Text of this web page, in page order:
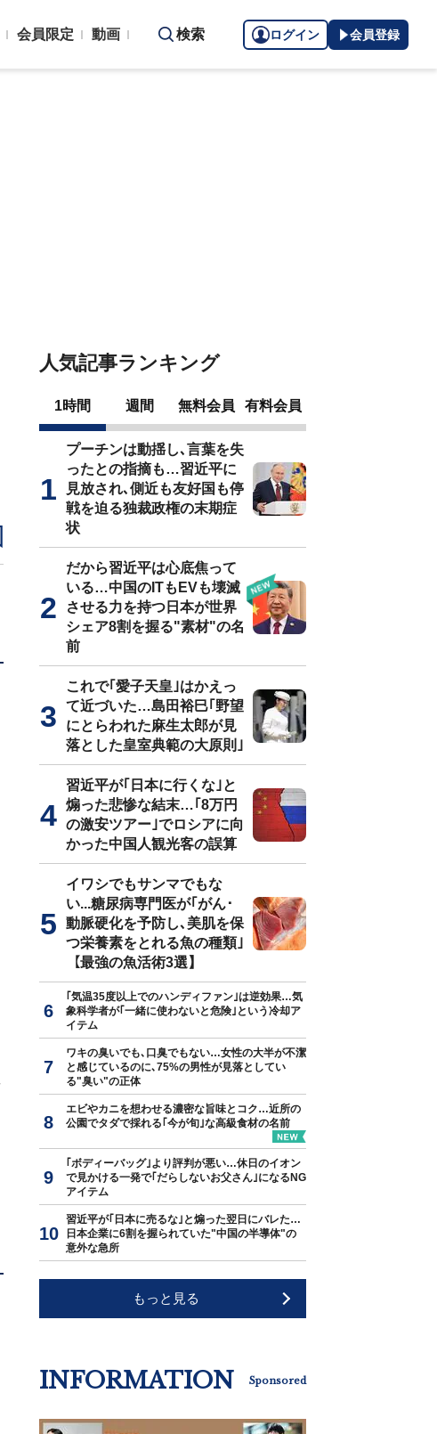
会員限定 動画 検索 ログイン 会員登録
人気記事ランキング
1時間 週間 無料会員 有料会員
プーチンは動揺し､言葉を失
ったとの指摘も…習近平に
見放され､側近も友好国も停
戦を迫る独裁政権の末期症
状
だから習近平は心底焦って
いる…中国のITもEVも壊滅
させる力を持つ日本が世界
シェア8割を握る"素材"の名
前
これで｢愛子天皇｣はかえっ
て近づいた…島田裕巳｢野望
にとらわれた麻生太郎が見
落とした皇室典範の大原則｣
習近平が｢日本に行くな｣と
煽った悲惨な結末…｢8万円
の激安ツアー｣でロシアに向
かった中国人観光客の誤算
イワシでもサンマでもな
い...糖尿病専門医が｢がん･
動脈硬化を予防し､美肌を保
つ栄養素をとれる魚の種類｣
【最強の魚活術3選】
｢気温35度以上でのハンディファン｣は逆効果…気
象科学者が｢一緒に使わないと危険｣という冷却ア
イテム
ワキの臭いでも､口臭でもない…女性の大半が不潔
と感じているのに､75%の男性が見落としてい
る"臭い"の正体
エビやカニを想わせる濃密な旨味とコク…近所の
公園でタダで採れる｢今が旬｣な高級食材の名前
｢ボディーバッグ｣より評判が悪い…休日のイオン
で見かける一発で｢だらしないお父さん｣になるNG
アイテム
習近平が｢日本に売るな｣と煽った翌日にバレた…
日本企業に6割を握られていた"中国の半導体"の
意外な急所
もっと見る
INFORMATION Sponsored